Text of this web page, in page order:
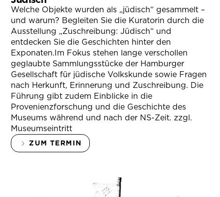
Welche Objekte wurden als „jüdisch“ gesammelt –
und warum? Begleiten Sie die Kuratorin durch die
Ausstellung „Zuschreibung: Jüdisch“ und
entdecken Sie die Geschichten hinter den
Exponaten.Im Fokus stehen lange verschollen
geglaubte Sammlungsstücke der Hamburger
Gesellschaft für jüdische Volkskunde sowie Fragen
nach Herkunft, Erinnerung und Zuschreibung. Die
Führung gibt zudem Einblicke in die
Provenienzforschung und die Geschichte des
Museums während und nach der NS-Zeit. zzgl.
Museumseintritt
ZUM TERMIN